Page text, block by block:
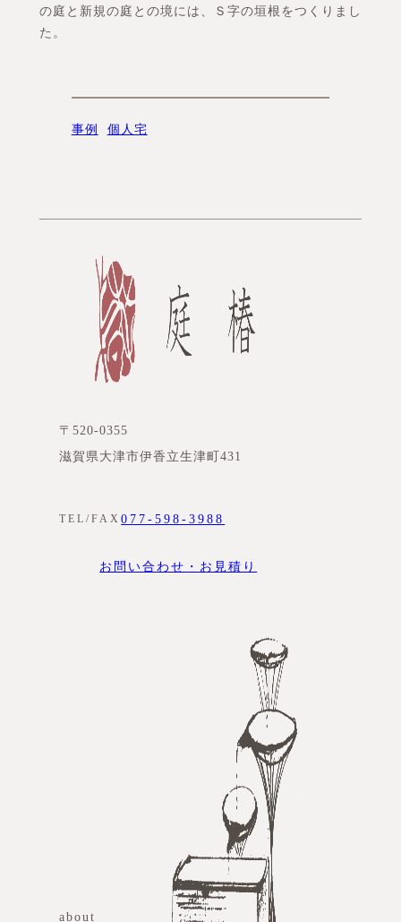
の庭と新規の庭との境には、Ｓ字の垣根をつくりまし
た。
事例 個人宅
〒520-0355
滋賀県大津市伊香立生津町431
TEL/FAX077-598-3988
お問い合わせ・お見積り
about